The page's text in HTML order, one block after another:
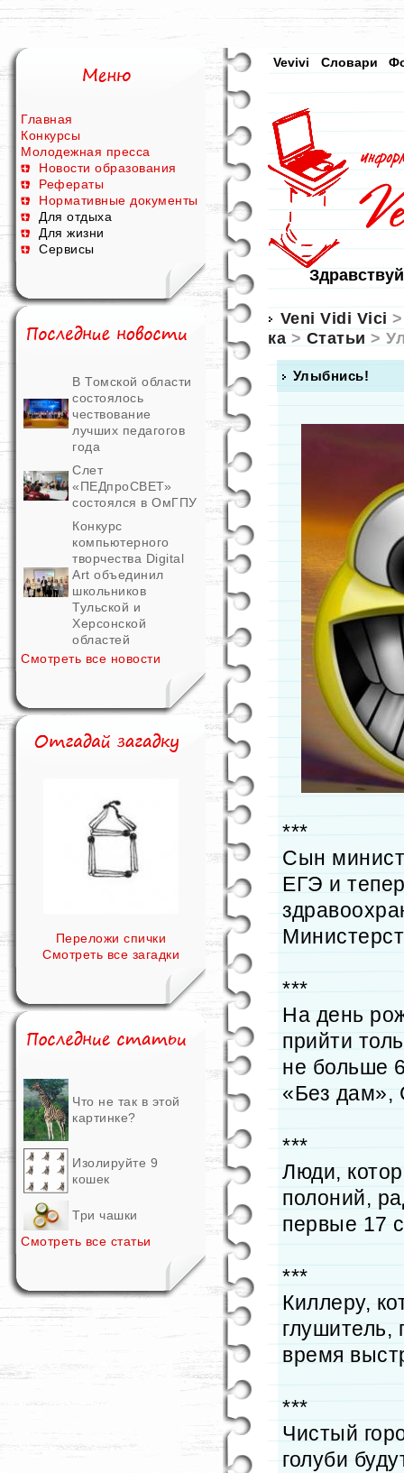
Главная
Конкурсы
Молодежная пресса
Новости образования
Рефераты
Нормативные документы
Для отдыха
Для жизни
Сервисы
В Томской области
состоялось
чествование
лучших педагогов
года
Слет
«ПЕДпроСВЕТ»
состоялся в ОмГПУ
Конкурс
компьютерного
творчества Digital
Art объединил
школьников
Тульской и
Херсонской
областей
Смотреть все новости
Переложи спички
Смотреть все загадки
Что не так в этой
картинке?
Изолируйте 9
кошек
Три чашки
Смотреть все статьи
Vevivi Словари
Veni Vidi Vici
ка > Статьи >
Улыбнись!
***
Сын
ЕГЭ и
***
На день
прийти
не больше
«Без дам»,
***
Люди,
полоний,
первые 17
***
Киллеру,
глушитель,
время
***
Чистый
голуби